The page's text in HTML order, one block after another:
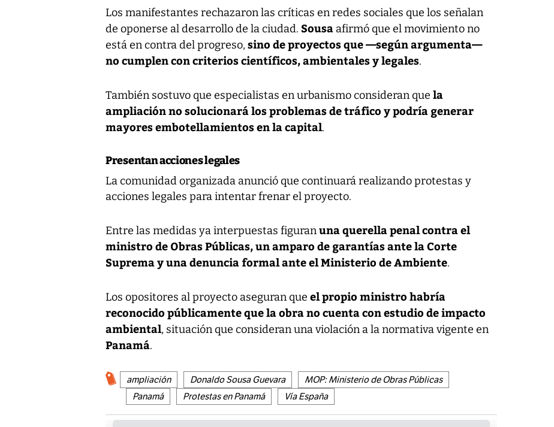
Los manifestantes rechazaron las críticas en redes sociales que los señalan
de oponerse al desarrollo de la ciudad. Sousa afirmó que el movimiento no
está en contra del progreso, sino de proyectos que —según argumenta—
no cumplen con criterios científicos, ambientales y legales.
También sostuvo que especialistas en urbanismo consideran que la
ampliación no solucionará los problemas de tráfico y podría generar
mayores embotellamientos en la capital.
Presentan acciones legales
La comunidad organizada anunció que continuará realizando protestas y
acciones legales para intentar frenar el proyecto.
Entre las medidas ya interpuestas figuranuna querella penal contra el
ministro de Obras Públicas, un amparo de garantías ante la Corte
Suprema y una denuncia formal ante el Ministerio de Ambiente.
Los opositores al proyecto aseguran que el propio ministro habría
reconocido públicamente que la obra no cuenta con estudio de impacto
ambiental, situación que consideran una violación a la normativa vigente en
Panamá.
ampliación Donaldo Sousa Guevara
MOP: Ministerio de Obras Públicas
Panamá
Protestas en Panamá Vía España